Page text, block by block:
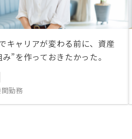
キャリアが変わる前に、資産
”を作っておきたかった。
勤務